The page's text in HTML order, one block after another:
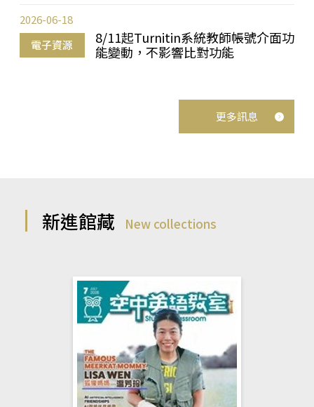
電子資源
8/11起Turnitin系統教師帳號介面功
能變動，不影響比對功能
2026-06-18
更多訊息
新進館藏 New collections